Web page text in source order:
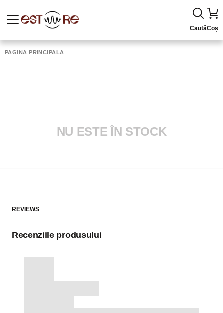
CautăCoș
PAGINA PRINCIPALĂ
NU ESTE ÎN STOCK
REVIEWS
Recenziile produsului